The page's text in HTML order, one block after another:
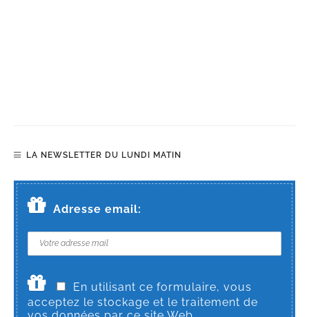
LA NEWSLETTER DU LUNDI MATIN
Adresse email:
En utilisant ce formulaire, vous
acceptez le stockage et le traitement de